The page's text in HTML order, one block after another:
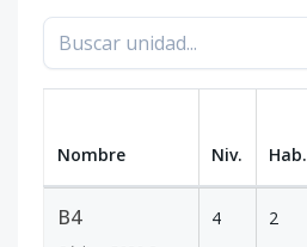
Nombre Niv. Hab.
B4 4 2